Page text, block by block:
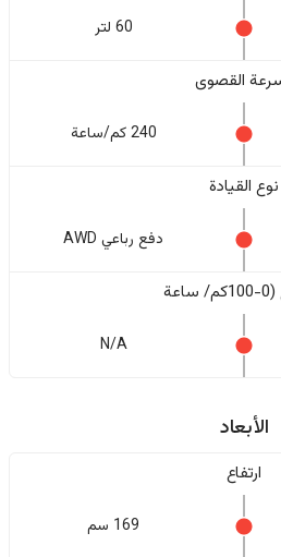
60 لتر
القصوى
240 كم/ساعة
نوع القيادة
دفع رباعي AWD
N/A
الأبعاد
ارتفاع
169 سم